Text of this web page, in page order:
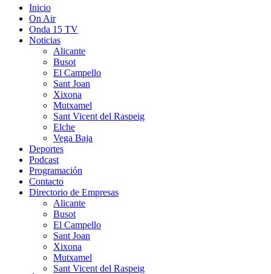
Inicio
On Air
Onda 15 TV
Noticias
Alicante
Busot
El Campello
Sant Joan
Xixona
Mutxamel
Sant Vicent del Raspeig
Elche
Vega Baja
Deportes
Podcast
Programación
Contacto
Directorio de Empresas
Alicante
Busot
El Campello
Sant Joan
Xixona
Mutxamel
Sant Vicent del Raspeig